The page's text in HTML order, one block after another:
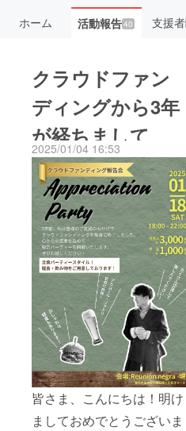
ホーム 活動報告40 支援者
クラウドファン
ディングから3年
が経ちまして
2025/01/04 16:53
皆さま、こんにちは！明け
ましておめでとうございま